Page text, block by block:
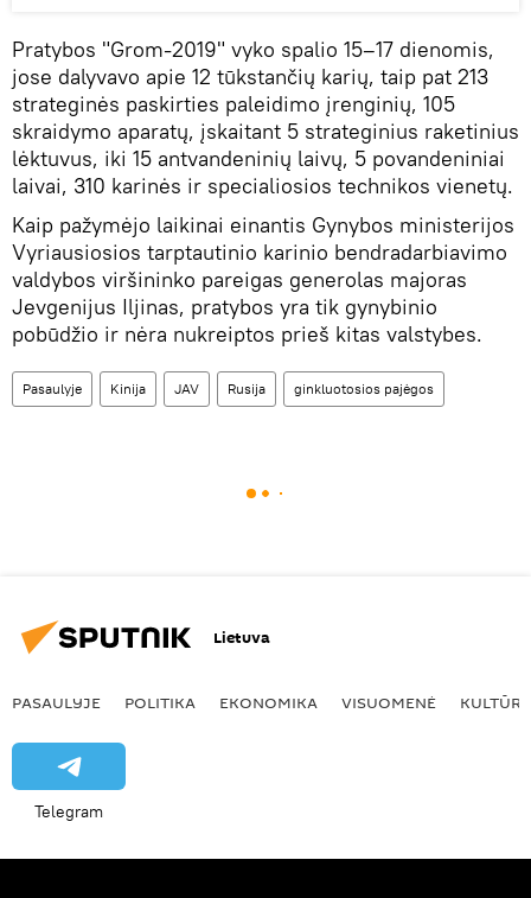
Pratybos "Grom-2019" vyko spalio 15–17 dienomis,
jose dalyvavo apie 12 tūkstančių karių, taip pat 213
strateginės paskirties paleidimo įrenginių, 105
skraidymo aparatų, įskaitant 5 strateginius raketinius
lėktuvus, iki 15 antvandeninių laivų, 5 povandeniniai
laivai, 310 karinės ir specialiosios technikos vienetų.
Kaip pažymėjo laikinai einantis Gynybos ministerijos
Vyriausiosios tarptautinio karinio bendradarbiavimo
valdybos viršininko pareigas generolas majoras
Jevgenijus Iljinas, pratybos yra tik gynybinio
pobūdžio ir nėra nukreiptos prieš kitas valstybes.
Pasaulyje Kinija JAV Rusija ginkluotosios pajėgos
Lietuva
PASAULYJE POLITIKA EKONOMIKA VISUOMENĖ KULTŪRA
Telegram